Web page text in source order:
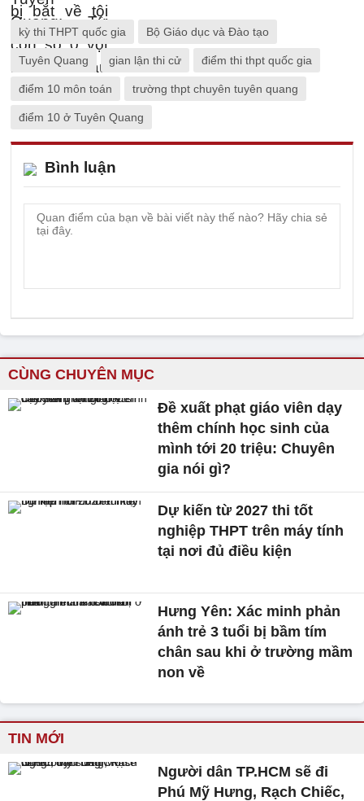
kỳ thi THPT quốc gia Bộ Giáo dục và Đào tạo
Tuyên Quang gian lận thi cử điểm thi thpt quốc gia
điểm 10 môn toán trường thpt chuyên tuyên quang
điểm 10 ở Tuyên Quang
Bình luận
CÙNG CHUYÊN MỤC
Đề xuất phạt giáo viên dạy
thêm chính học sinh của
mình tới 20 triệu: Chuyên
gia nói gì?
Dự kiến từ 2027 thi tốt
nghiệp THPT trên máy tính
tại nơi đủ điều kiện
Hưng Yên: Xác minh phản
ánh trẻ 3 tuổi bị bầm tím
chân sau khi ở trường mầm
non về
TIN MỚI
Người dân TP.HCM sẽ đi
Phú Mỹ Hưng, Rạch Chiếc,